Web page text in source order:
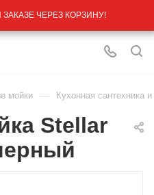
ЧЕРЕЗ КОРЗИНУ!
мойки — Кухонная сантехника
Stellar